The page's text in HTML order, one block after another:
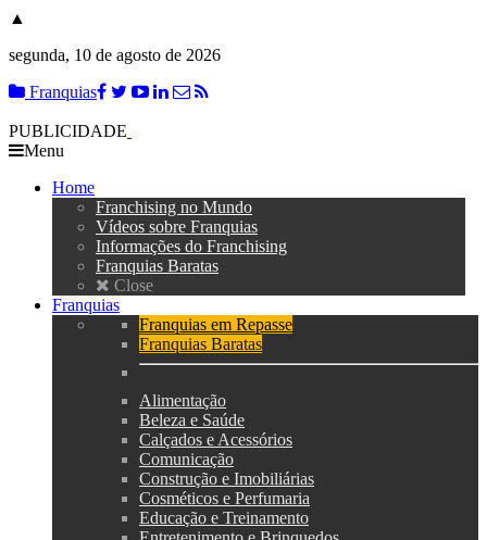
▲
segunda, 10 de agosto de 2026
Franquias
PUBLICIDADE
Menu
Home
Franchising no Mundo
Vídeos sobre Franquias
Informações do Franchising
Franquias Baratas
Close
Franquias
Franquias em Repasse
Franquias Baratas
Alimentação
Beleza e Saúde
Calçados e Acessórios
Comunicação
Construção e Imobiliárias
Cosméticos e Perfumaria
Educação e Treinamento